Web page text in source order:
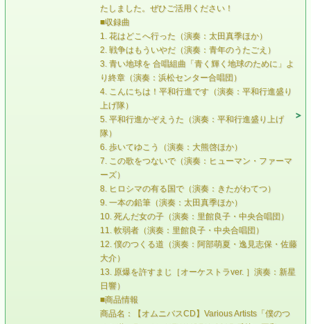
たしました。ぜひご活用ください！
■収録曲
1. 花はどこへ行った（演奏：太田真季ほか）
2. 戦争はもういやだ（演奏：青年のうたごえ）
3. 青い地球を 合唱組曲「青く輝く地球のために」よ
り終章（演奏：浜松センター合唱団）
4. こんにちは！平和行進です（演奏：平和行進盛り
上げ隊）
5. 平和行進かぞえうた（演奏：平和行進盛り上げ
隊）
6. 歩いてゆこう（演奏：大熊啓ほか）
7. この歌をつないで（演奏：ヒューマン・ファーマ
ーズ）
8. ヒロシマの有る国で（演奏：きたがわてつ）
9. 一本の鉛筆（演奏：太田真季ほか）
10. 死んだ女の子（演奏：里館良子・中央合唱団）
11. 軟弱者（演奏：里館良子・中央合唱団）
12. 僕のつくる道（演奏：阿部萌夏・逸見志保・佐藤
大介）
13. 原爆を許すまじ［オーケストラver. ］演奏：新星
日響）
■商品情報
商品名：【オムニバスCD】Various Artists「僕のつ